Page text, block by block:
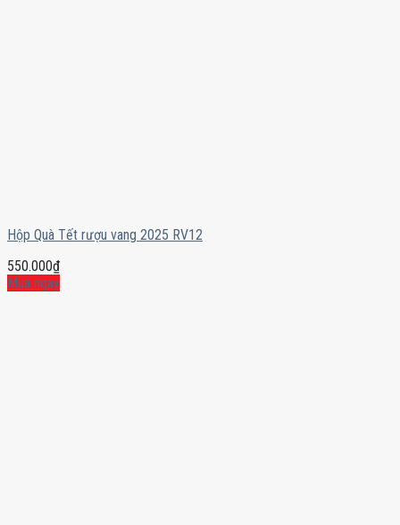
Hộp Quà Tết rượu vang 2025 RV12
550.000₫
Mua ngay